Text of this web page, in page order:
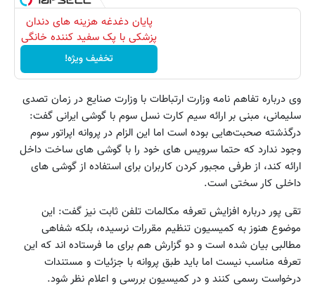
پایان دغدغه هزینه های دندان
پزشکی با پک سفید کننده خانگی
تخفیف ویژه!
وی درباره تفاهم نامه وزارت ارتباطات با وزارت صنایع در زمان تصدی
سلیمانی، مبنی بر ارائه سیم کارت نسل سوم با گوشی ایرانی گفت:
درگذشته صحبت‌هایی بوده است اما این الزام در پروانه اپراتور سوم
وجود ندارد که حتما سرویس های خود را با گوشی های ساخت داخل
ارائه کند، از طرفی مجبور کردن کاربران برای استفاده از گوشی های
داخلی کار سختی است.
تقی پور درباره افزایش تعرفه مکالمات تلفن ثابت نیز گفت: این
موضوع هنوز به کمیسیون تنظیم مقررات نرسیده، بلکه شفاهی
مطالبی بیان شده است و دو گزارش هم برای ما فرستاده اند که این
تعرفه مناسب نیست اما باید طبق پروانه با جزئیات و مستندات
درخواست رسمی کنند و در کمیسیون بررسی و اعلام نظر شود.